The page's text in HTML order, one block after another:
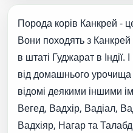
Порода корів Канкрей -
Вони походять з
в штаті Гуджарат в
від домашнього
відомі деякими іншими
Вегед, Вадхір, Вадіал,
Вадхіяр, Нагар та